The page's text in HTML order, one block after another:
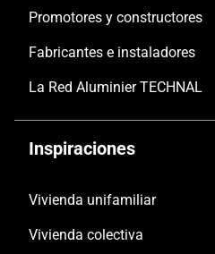
Promotores y constructores
Fabricantes e instaladores
La Red Aluminier TECHNAL
Inspiraciones
Vivienda unifamiliar
Vivienda colectiva